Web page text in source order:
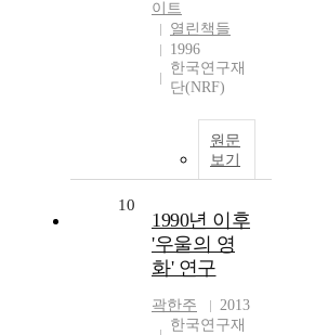
이트
열린책들
1996
한국연구재
단(NRF)
원문
보기
10
1990년 이후
'우울의 영
화' 연구
곽한주
2013
한국연구재